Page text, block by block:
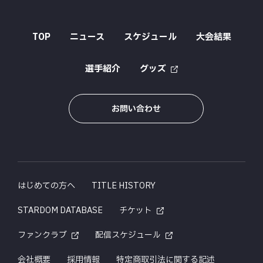
TOP ニュース スケジュール 大会結果
選手紹介 グッズ
お問い合わせ
はじめての方へ
TITLE HISTORY
STARDOM DATABASE
チケット
ファンクラブ
配信スケジュール
会社概要
採用情報 特定商取引法に関する記述